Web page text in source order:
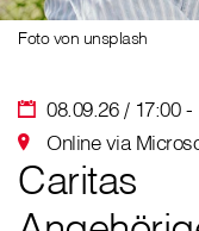
08.09.26 / 17:00 -
Online via
Foto von unsplash
Caritas